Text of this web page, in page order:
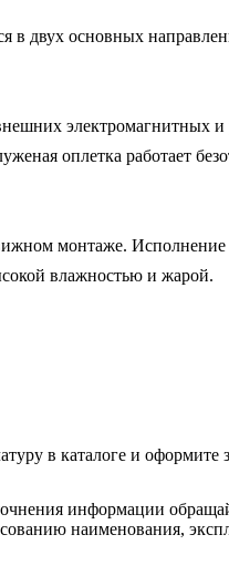
в двух основных
электромагнитных
оплетка работает
монтаже.
влажностью и жарой.
в каталоге и оформите
информации
наименования,